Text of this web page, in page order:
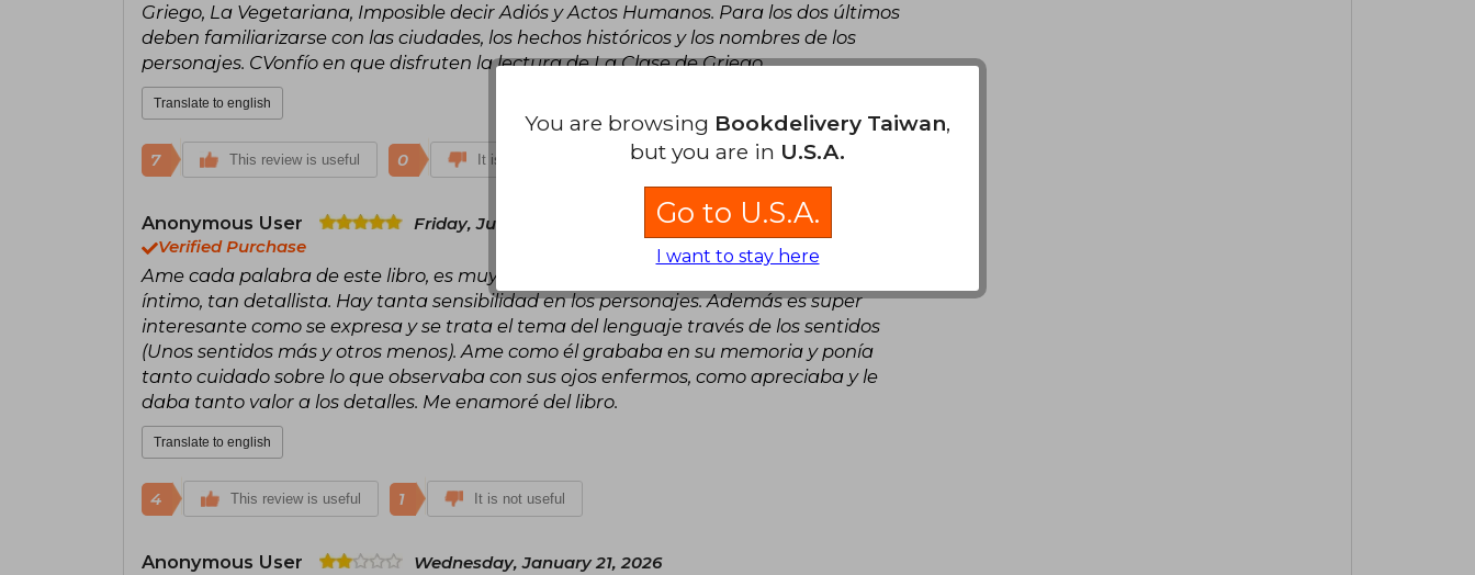
Griego, La Vegetariana, Imposible decir Adiós y Actos Humanos. Para los dos últimos
deben familiarizarse con las ciudades, los hechos históricos y los nombres de los
personajes. CVonfío en que disfruten la lectura de La Clase de Griego.
Translate to english
7 This review is useful 0 It is not useful
Anonymous User
Friday, June 27, 2025
Verified Purchase
Ame cada palabra de este libro, es muy poético.Tiene un tratamiento tan delicado, tan
íntimo, tan detallista. Hay tanta sensibilidad en los personajes. Además es super
interesante como se expresa y se trata el tema del lenguaje través de los sentidos
(Unos sentidos más y otros menos). Ame como él grababa en su memoria y ponía
tanto cuidado sobre lo que observaba con sus ojos enfermos, como apreciaba y le
daba tanto valor a los detalles. Me enamoré del libro.
Translate to english
4 This review is useful 1 It is not useful
Anonymous User
Wednesday, January 21, 2026
You are browsing Bookdelivery Taiwan,
but you are in U.S.A.
Go to U.S.A.
I want to stay here